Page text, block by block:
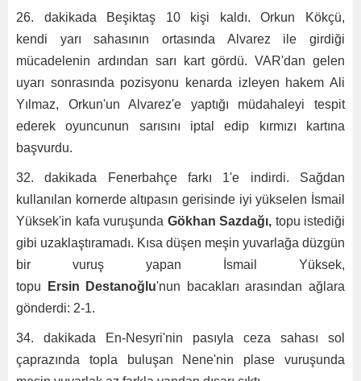
26. dakikada Beşiktaş 10 kişi kaldı. Orkun Kökçü,
kendi yarı sahasının ortasında Alvarez ile girdiği
mücadelenin ardından sarı kart gördü. VAR'dan gelen
uyarı sonrasında pozisyonu kenarda izleyen hakem Ali
Yılmaz, Orkun'un Alvarez'e yaptığı müdahaleyi tespit
ederek oyuncunun sarısını iptal edip kırmızı kartına
başvurdu.
32. dakikada Fenerbahçe farkı 1'e indirdi. Sağdan
kullanılan kornerde altıpasın gerisinde iyi yükselen İsmail
Yüksek'in kafa vuruşunda Gökhan Sazdağı, topu istediği
gibi uzaklaştıramadı. Kısa düşen meşin yuvarlağa düzgün
bir vuruş yapan İsmail Yüksek,
topu
Ersin Destanoğlu'nun bacakları arasından ağlara
gönderdi: 2-1.
34. dakikada En-Nesyri'nin pasıyla ceza sahası sol
çaprazında topla buluşan Nene'nin plase vuruşunda